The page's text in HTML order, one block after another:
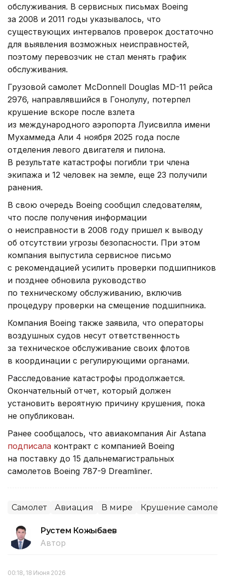
обслуживания. В сервисных письмах Boeing
за 2008 и 2011 годы указывалось, что
существующих интервалов проверок достаточно
для выявления возможных неисправностей,
поэтому перевозчик не стал менять график
обслуживания.
Грузовой самолет McDonnell Douglas MD-11 рейса
2976, направлявшийся в Гонолулу, потерпел
крушение вскоре после взлета
из международного аэропорта Луисвилла имени
Мухаммеда Али 4 ноября 2025 года после
отделения левого двигателя и пилона.
В результате катастрофы погибли три члена
экипажа и 12 человек на земле, еще 23 получили
ранения.
В свою очередь Boeing сообщил следователям,
что после получения информации
о неисправности в 2008 году пришел к выводу
об отсутствии угрозы безопасности. При этом
компания выпустила сервисное письмо
с рекомендацией усилить проверки подшипников
и позднее обновила руководство
по техническому обслуживанию, включив
процедуру проверки на смещение подшипника.
Компания Boeing также заявила, что операторы
воздушных судов несут ответственность
за техническое обслуживание своих флотов
в координации с регулирующими органами.
Расследование катастрофы продолжается.
Окончательный отчет, который должен
установить вероятную причину крушения, пока
не опубликован.
Ранее сообщалось, что авиакомпания Air Astana
подписала контракт с компанией Boeing
на поставку до 15 дальнемагистральных
самолетов Boeing 787-9 Dreamliner.
Самолет Авиация В мире Крушение
Рустем Кожыбаев
Автор
00:18, 18 Июня 2026